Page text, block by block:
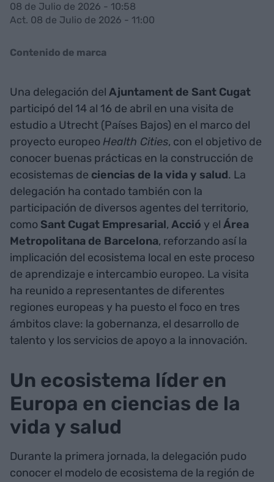
08 de Julio de 2026 - 10:58
Act. 08 de Julio de 2026 - 11:00
Contenido de marca
Una delegación del Ajuntament de Sant Cugat
participó del 14 al 16 de abril en una visita de
estudio a Utrecht (Países Bajos) en el marco del
proyecto europeoHealth Cities, con el objetivo de
conocer buenas prácticas en la construcción de
ecosistemas de ciencias de la vida y salud. La
delegación ha contado también con la
participación de diversos agentes del territorio,
como Sant Cugat Empresarial, Acció y el Área
Metropolitana de Barcelona, reforzando así la
implicación del ecosistema local en este proceso
de aprendizaje e intercambio europeo. La visita
ha reunido a representantes de diferentes
regiones europeas y ha puesto el foco en tres
ámbitos clave: la gobernanza, el desarrollo de
talento y los servicios de apoyo a la innovación.
Un ecosistema líder en
Europa en ciencias de la
vida y salud
Durante la primera jornada, la delegación pudo
conocer el modelo de ecosistema de la región de